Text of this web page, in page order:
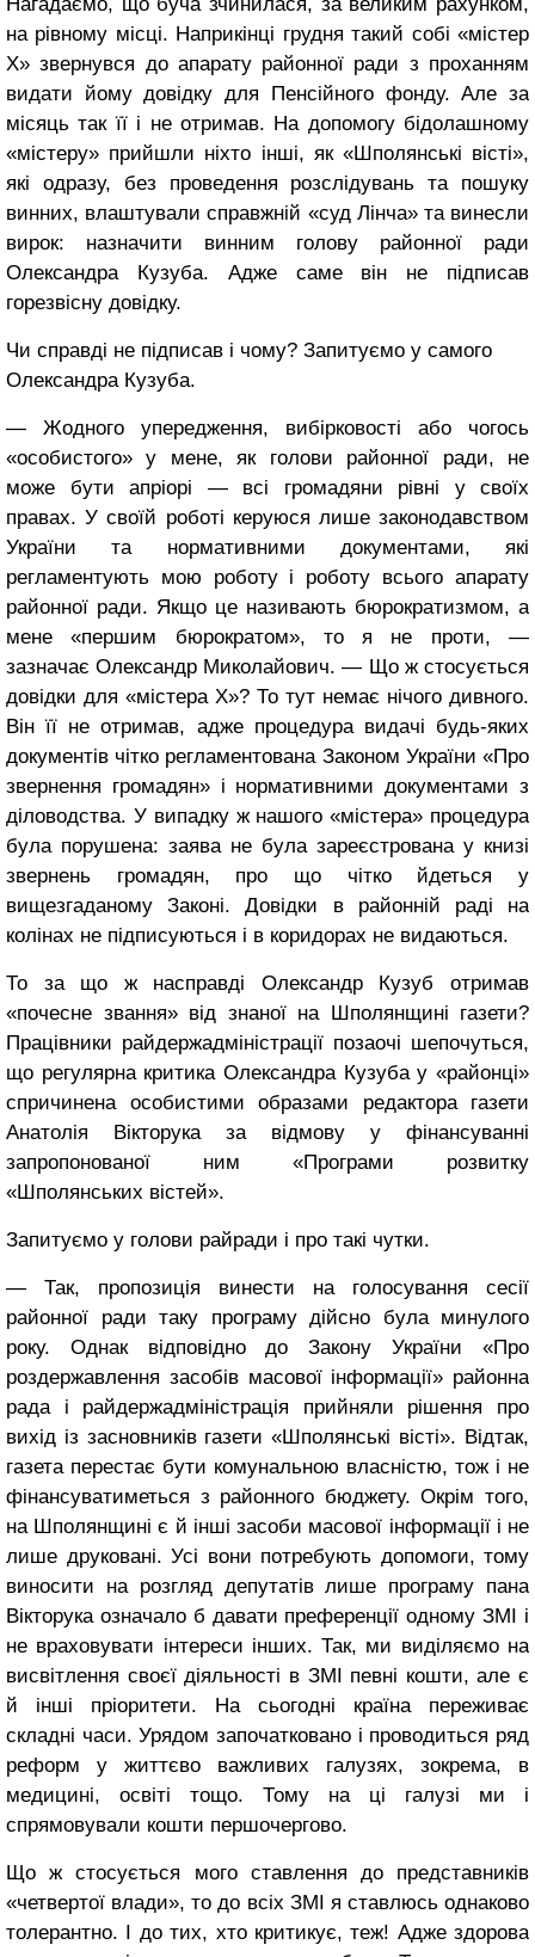
на рівному місці. Наприкінці грудня такий собі «містер
Х» звернувся до апарату районної ради з проханням
видати йому довідку для Пенсійного фонду. Але за
місяць так її і не отримав. На допомогу бідолашному
«містеру» прийшли ніхто інші, як «Шполянські вісті»,
які одразу, без проведення розслідувань та пошуку
винних, влаштували справжній «суд Лінча» та винесли
вирок: назначити винним голову районної ради
Олександра Кузуба. Адже саме він не підписав
горезвісну довідку.
Чи справді не підписав і чому? Запитуємо у самого
Олександра Кузуба.
— Жодного упередження, вибірковості або чогось
«особистого» у мене, як голови районної ради, не
може бути апріорі — всі громадяни рівні у своїх
правах. У своїй роботі керуюся лише законодавством
України та нормативними документами, які
регламентують мою роботу і роботу всього апарату
районної ради. Якщо це називають бюрократизмом, а
мене «першим бюрократом», то я не проти, —
зазначає Олександр Миколайович. — Що ж стосується
довідки для «містера Х»? То тут немає нічого дивного.
Він її не отримав, адже процедура видачі будь-яких
документів чітко регламентована Законом України «Про
звернення громадян» і нормативними документами з
діловодства. У випадку ж нашого «містера» процедура
була порушена: заява не була зареєстрована у книзі
звернень громадян, про що чітко йдеться у
вищезгаданому Законі. Довідки в районній раді на
колінах не підписуються і в коридорах не видаються.
То за що ж насправді Олександр Кузуб отримав
«почесне звання» від знаної на Шполянщині газети?
Працівники райдержадміністрації позаочі шепочуться,
що регулярна критика Олександра Кузуба у «районці»
спричинена особистими образами редактора газети
Анатолія Вікторука за відмову у фінансуванні
запропонованої ним «Програми розвитку
«Шполянських вістей».
Запитуємо у голови райради і про такі чутки.
— Так, пропозиція винести на голосування сесії
районної ради таку програму дійсно була минулого
року. Однак відповідно до Закону України «Про
роздержавлення засобів масової інформації» районна
рада і райдержадміністрація прийняли рішення про
вихід із засновників газети «Шполянські вісті». Відтак,
газета перестає бути комунальною власністю, тож і не
фінансуватиметься з районного бюджету. Окрім того,
на Шполянщині є й інші засоби масової інформації і не
лише друковані. Усі вони потребують допомоги, тому
виносити на розгляд депутатів лише програму пана
Вікторука означало б давати преференції одному ЗМІ і
не враховувати інтереси інших. Так, ми виділяємо на
висвітлення своєї діяльності в ЗМІ певні кошти, але є
й інші пріоритети. На сьогодні країна переживає
складні часи. Урядом започатковано і проводиться ряд
реформ у життєво важливих галузях, зокрема, в
медицині, освіті тощо. Тому на ці галузі ми і
спрямовували кошти першочергово.
Що ж стосується мого ставлення до представників
«четвертої влади», то до всіх ЗМІ я ставлюсь однаково
толерантно. І до тих, хто критикує, теж! Адже здорова